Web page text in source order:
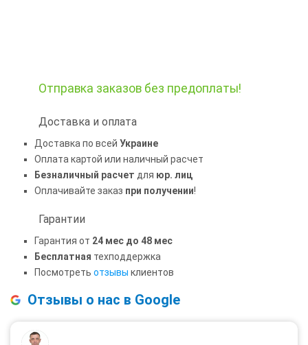
Отправка заказов без предоплаты!
Доставка и оплата
Доставка по всей Украине
Оплата картой или наличный расчет
Безналичный расчет для юр. лиц
Оплачивайте заказ при получении!
Гарантии
Гарантия от 24 мес до 48 мес
Бесплатная техподдержка
Посмотреть отзывы клиентов
Отзывы о нас в Google